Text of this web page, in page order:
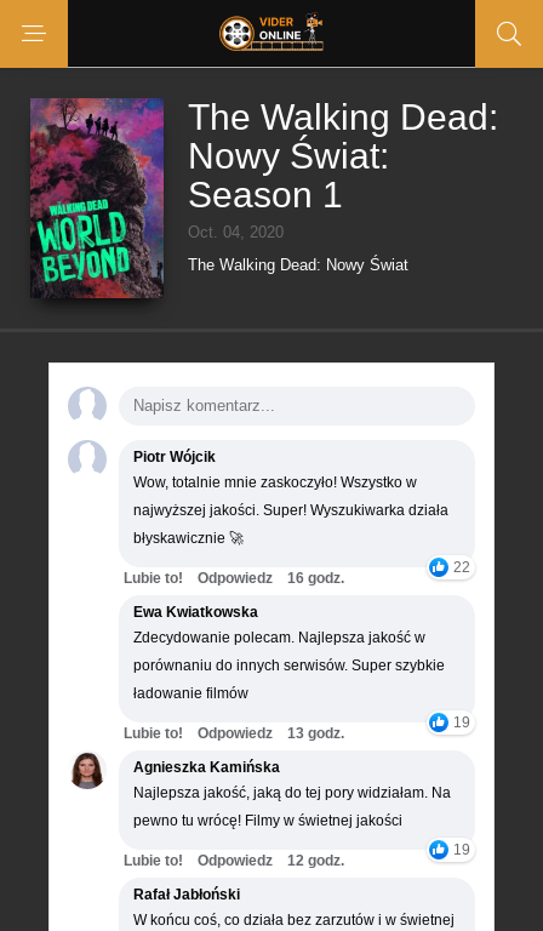
The Walking Dead:
Nowy Świat:
Season 1
Oct. 04, 2020
The Walking Dead: Nowy Świat
Piotr Wójcik
Wow, totalnie mnie zaskoczyło! Wszystko w
najwyższej jakości. Super! Wyszukiwarka działa
błyskawicznie 🚀
22
Lubie to! Odpowiedz
16 godz.
Ewa Kwiatkowska
Zdecydowanie polecam. Najlepsza jakość w
porównaniu do innych serwisów. Super szybkie
ładowanie filmów
19
Lubie to! Odpowiedz
13 godz.
Agnieszka Kamińska
Najlepsza jakość, jaką do tej pory widziałam. Na
pewno tu wrócę! Filmy w świetnej jakości
19
Lubie to! Odpowiedz
12 godz.
Rafał Jabłoński
W końcu coś, co działa bez zarzutów i w świetnej